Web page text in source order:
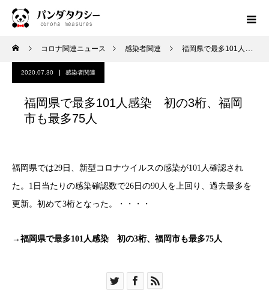
コロナ関連ニュース 感染者関連 福岡県で最多101人感染 初の3桁、福岡市も最多75人
2020.07.30 感染者関連
福岡県で最多101人感染 初の3桁、福岡
市も最多75人
福岡県では29日、 新型コロナウイルスの感染が101人確認され
た。1日当たりの感染確認数で26日の90人を上回り、過去最多を
更新。初めて3桁となった。・・・・
→福岡県で最多101人感染 初の3桁、福岡市も最多75人